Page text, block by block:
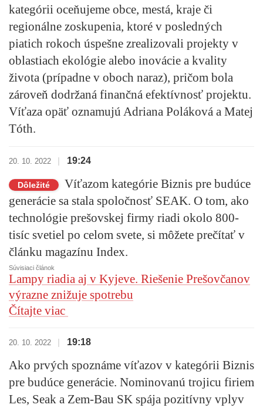
kategórii oceňujeme obce, mestá, kraje či
regionálne zoskupenia, ktoré v posledných
piatich rokoch úspešne zrealizovali projekty v
oblastiach ekológie alebo inovácie a kvality
života (prípadne v oboch naraz), pričom bola
zároveň dodržaná finančná efektívnosť projektu.
Víťaza opäť oznamujú Adriana Poláková a Matej
Tóth.
20. 10. 2022 19:24
Dôležité
Víťazom kategórie Biznis pre budúce
generácie sa stala spoločnosť SEAK. O tom, ako
technológie prešovskej firmy riadi okolo 800-
tisíc svetiel po celom svete, si môžete prečítať v
článku magazínu Index.
Súvisiaci článok
Lampy riadia aj v Kyjeve. Riešenie Prešovčanov
výrazne znižuje spotrebu
Čítajte viac
20. 10. 2022 19:18
Ako prvých spoznáme víťazov v kategórii Biznis
pre budúce generácie. Nominovanú trojicu firiem
Les, Seak a Zem-Bau SK spája pozitívny vplyv